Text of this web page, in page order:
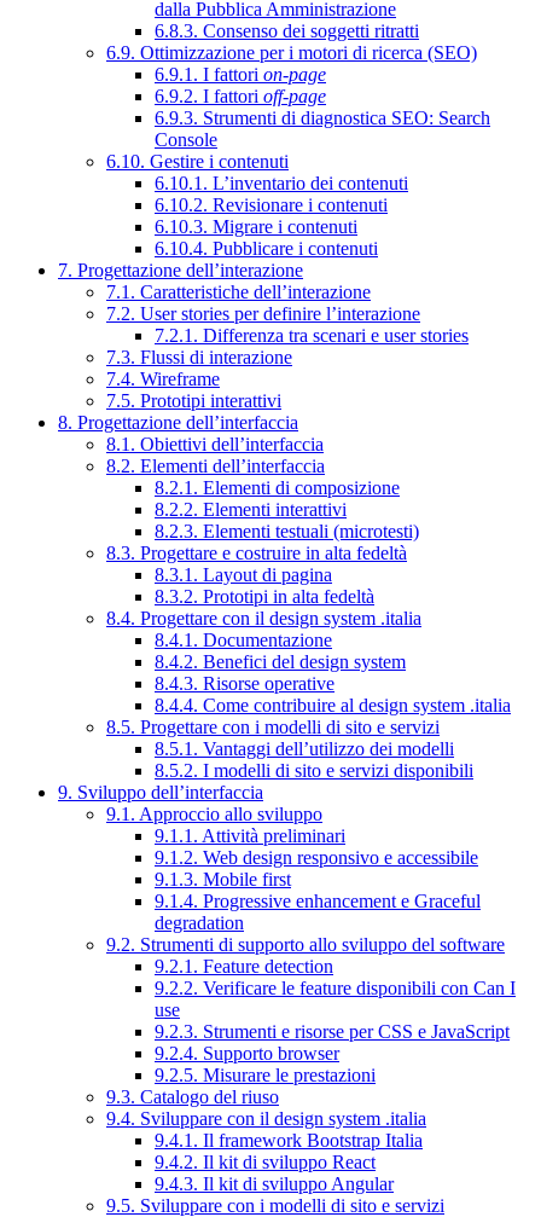
dalla Pubblica Amministrazione
6.8.3. Consenso dei soggetti ritratti
6.9. Ottimizzazione per i motori di ricerca (SEO)
6.9.1. I fattori on-page
6.9.2. I fattori off-page
6.9.3. Strumenti di diagnostica SEO: Search
Console
6.10. Gestire i contenuti
6.10.1. L’inventario dei contenuti
6.10.2. Revisionare i contenuti
6.10.3. Migrare i contenuti
6.10.4. Pubblicare i contenuti
7. Progettazione dell’interazione
7.1. Caratteristiche dell’interazione
7.2. User stories per definire l’interazione
7.2.1. Differenza tra scenari e user stories
7.3. Flussi di interazione
7.4. Wireframe
7.5. Prototipi interattivi
8. Progettazione dell’interfaccia
8.1. Obiettivi dell’interfaccia
8.2. Elementi dell’interfaccia
8.2.1. Elementi di composizione
8.2.2. Elementi interattivi
8.2.3. Elementi testuali (microtesti)
8.3. Progettare e costruire in alta fedeltà
8.3.1. Layout di pagina
8.3.2. Prototipi in alta fedeltà
8.4. Progettare con il design system .italia
8.4.1. Documentazione
8.4.2. Benefici del design system
8.4.3. Risorse operative
8.4.4. Come contribuire al design system .italia
8.5. Progettare con i modelli di sito e servizi
8.5.1. Vantaggi dell’utilizzo dei modelli
8.5.2. I modelli di sito e servizi disponibili
9. Sviluppo dell’interfaccia
9.1. Approccio allo sviluppo
9.1.1. Attività preliminari
9.1.2. Web design responsivo e accessibile
9.1.3. Mobile first
9.1.4. Progressive enhancement e Graceful
degradation
9.2. Strumenti di supporto allo sviluppo del software
9.2.1. Feature detection
9.2.2. Verificare le feature disponibili con Can I
use
9.2.3. Strumenti e risorse per CSS e JavaScript
9.2.4. Supporto browser
9.2.5. Misurare le prestazioni
9.3. Catalogo del riuso
9.4. Sviluppare con il design system .italia
9.4.1. Il framework Bootstrap Italia
9.4.2. Il kit di sviluppo React
9.4.3. Il kit di sviluppo Angular
9.5. Sviluppare con i modelli di sito e servizi